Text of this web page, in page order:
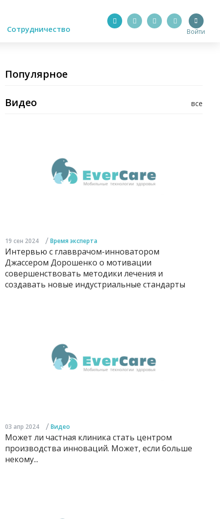
Сотрудничество Войти
Популярное
все
Видео
19 сен 2024 / Время эксперта
Интервью с главврачом-инноватором
Джассером Дорошенко о мотивации
совершенствовать методики лечения и
создавать новые индустриальные стандарты
03 апр 2024 / Видео
Может ли частная клиника стать центром
производства инноваций. Может, если больше
некому...